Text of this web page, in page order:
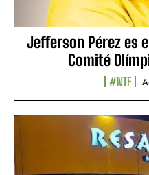
Jefferson Pérez es
Comité
#NTF